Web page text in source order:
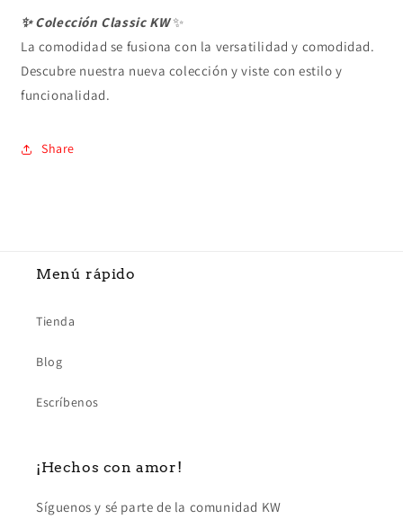
✨Colección Classic KW✨
La comodidad se fusiona con la versatilidad y comodidad.
Descubre nuestra nueva colección y viste con estilo y
funcionalidad.
Share
Menú rápido
Tienda
Blog
Escríbenos
¡Hechos con amor!
Síguenos y sé parte de la comunidad KW